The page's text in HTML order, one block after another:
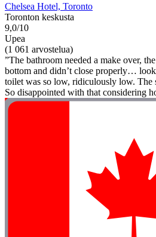
Chelsea Hotel, Toronto
Toronton keskusta
9,0/10
Upea
(1 061 arvostelua)
”The bathroom needed a make over,
bottom and didn’t close properly…
toilet was so low, ridiculously low. The
So disappointed with that considering